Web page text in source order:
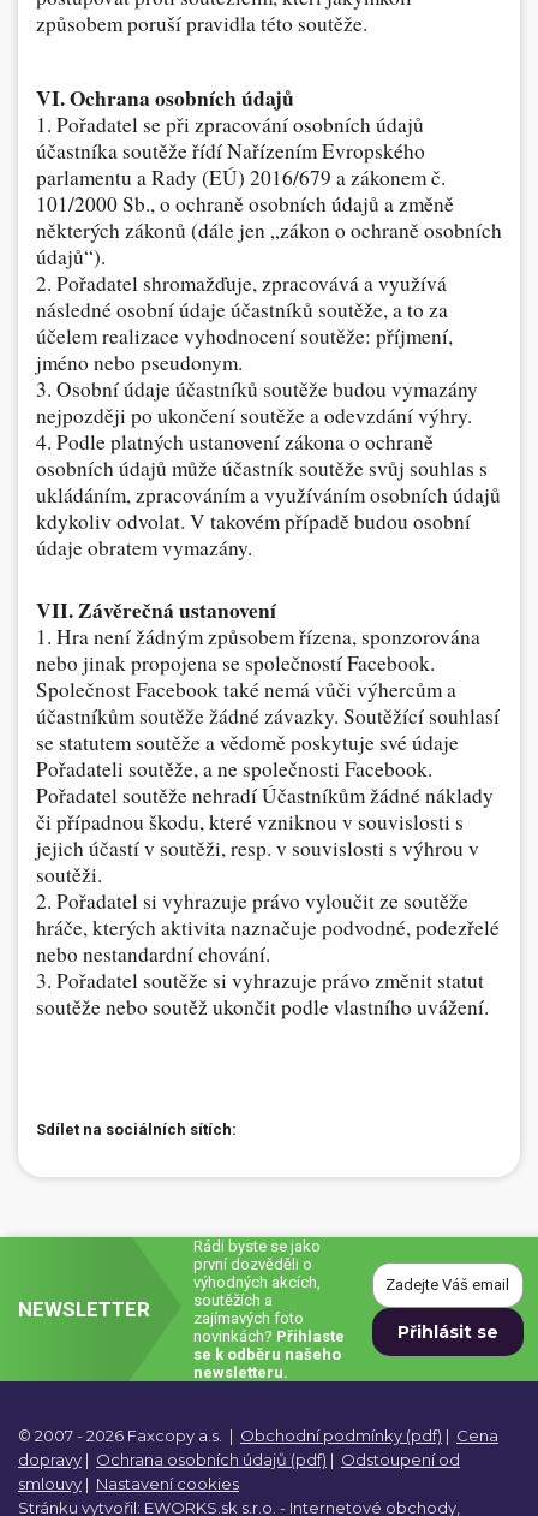
způsobem poruší pravidla této soutěže.
VI. Ochrana osobních údajů
1. Pořadatel se při zpracování osobních údajů
účastníka soutěže řídí Nařízením Evropského
parlamentu a Rady (EÚ) 2016/679 a zákonem č.
101/2000 Sb., o ochraně osobních údajů a změně
některých zákonů (dále jen „zákon o ochraně osobních
údajů“).
2. Pořadatel shromažďuje, zpracovává a využívá
následné osobní údaje účastníků soutěže, a to za
účelem realizace vyhodnocení soutěže: příjmení,
jméno nebo pseudonym.
3. Osobní údaje účastníků soutěže budou vymazány
nejpozději po ukončení soutěže a odevzdání výhry.
4. Podle platných ustanovení zákona o ochraně
osobních údajů může účastník soutěže svůj souhlas s
ukládáním, zpracováním a využíváním osobních údajů
kdykoliv odvolat. V takovém případě budou osobní
údaje obratem vymazány.
VII. Závěrečná ustanovení
1. Hra není žádným způsobem řízena, sponzorována
nebo jinak propojena se společností Facebook.
Společnost Facebook také nemá vůči výhercům a
účastníkům soutěže žádné závazky. Soutěžící souhlasí
se statutem soutěže a vědomě poskytuje své údaje
Pořadateli soutěže, a ne společnosti Facebook.
Pořadatel soutěže nehradí Účastníkům žádné náklady
či případnou škodu, které vzniknou v souvislosti s
jejich účastí v soutěži, resp. v souvislosti s výhrou v
soutěži.
2. Pořadatel si vyhrazuje právo vyloučit ze soutěže
hráče, kterých aktivita naznačuje podvodné, podezřelé
nebo nestandardní chování.
3. Pořadatel soutěže si vyhrazuje právo změnit statut
soutěže nebo soutěž ukončit podle vlastního uvážení.
Sdílet na sociálních sítích:
NEWSLETTER
Rádi byste se jako
první dozvěděli o
výhodných akcích,
soutěžích a
zajímavých foto
novinkách? Přihlaste
se k odběru našeho
newsletteru.
© 2007 - 2026 Faxcopy a.s. | Obchodní podmínky (pdf) | Cena
dopravy | Ochrana osobních údajů (pdf) | Odstoupení od
smlouvy | Nastavení cookies
Stránku vytvořil: EWORKS.sk s.r.o. - Internetové obchody,